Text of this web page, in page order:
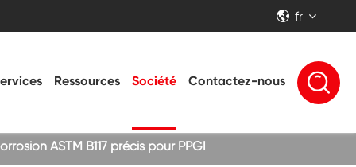
 fr
Ressources Société Contactez-nous 
ASTM B117 précis pour PPGI